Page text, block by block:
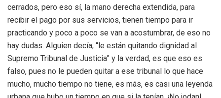
cerrados, pero eso sí, la mano derecha extendida, para
recibir el pago por sus servicios, tienen tiempo para ir
practicando y poco a poco se van a acostumbrar, de eso no
hay dudas. Alguien decía, “le están quitando dignidad al
Supremo Tribunal de Justicia” y la verdad, es que eso es
falso, pues no le pueden quitar a ese tribunal lo que hace
mucho, mucho tiempo no tiene, es más, es casi una leyenda